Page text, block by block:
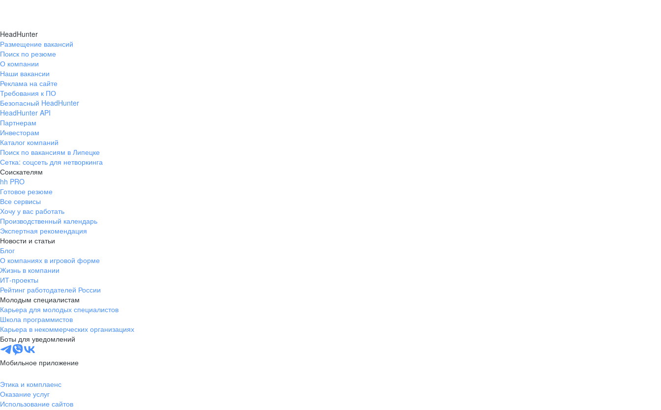
HeadHunter
Размещение вакансий
Поиск по резюме
О компании
Наши вакансии
Реклама на сайте
Требования к ПО
Безопасный HeadHunter
HeadHunter API
Партнерам
Инвесторам
Каталог компаний
Поиск по вакансиям в Липецке
Сетка: соцсеть для нетворкинга
Соискателям
hh PRO
Готовое резюме
Все сервисы
Хочу у вас работать
Производственный календарь
Экспертная рекомендация
Новости и статьи
Блог
О компаниях в игровой форме
Жизнь в компании
ИТ-проекты
Рейтинг работодателей России
Молодым специалистам
Карьера для молодых специалистов
Школа программистов
Карьера в некоммерческих организациях
Боты для уведомлений
Мобильное приложение
Этика и комплаенс
Оказание услуг
Использование сайтов